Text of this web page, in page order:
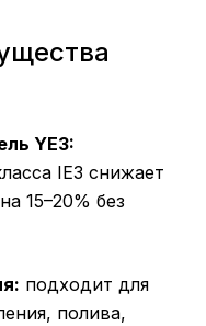
YE3:
IE3 снижает
15–20% без
подходит для
полива,